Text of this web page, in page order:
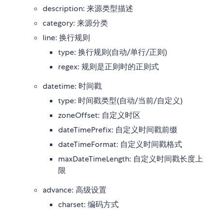
description: 来源类型描述
category: 来源分类
line: 换行规则
type: 换行规则(自动/单行/正则)
regex: 规则是正则时的正则式
datetime: 时间戳
type: 时间戳类型(自动/当前/自定义)
zoneOffset: 自定义时区
dateTimePrefix: 自定义时间戳前缀
dateTimeFormat: 自定义时间戳格式
maxDateTimeLength: 自定义时间戳长度上
限
advance: 高级设置
charset: 编码方式